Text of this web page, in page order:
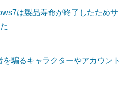
は製品寿命が終了したためサ
を騙るキャラクターやアカウント